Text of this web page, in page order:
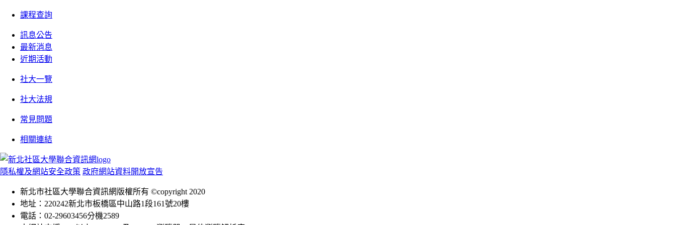
課程查詢
訊息公告
最新消息
近期活動
社大一覽
社大法規
常見問題
相關連結
隱私權及網站安全政策 政府網站資料開放宣告
新北市社區大學聯合資訊網版權所有 ©copyright 2020
地址：220242新北市板橋區中山路1段161號20樓
電話：02-29603456分機2589